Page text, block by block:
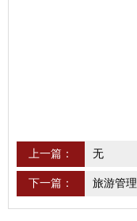
上一篇： 无
下一篇： 旅游管